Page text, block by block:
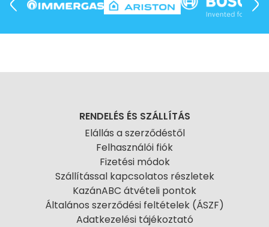
RENDELÉS ÉS SZÁLLÍTÁS
Elállás a szerződéstől
Felhasználói fiók
Fizetési módok
Szállítással kapcsolatos részletek
KazánABC átvételi pontok
Általános szerződési feltételek (ÁSZF)
Adatkezelési tájékoztató